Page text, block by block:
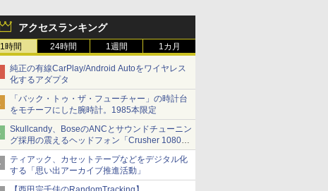
アクセスランキング
1時間 24時間 1週間 1カ月
純正の有線CarPlay/Android Autoをワイヤレス
化するアダプタ
「バック・トゥ・ザ・フューチャー」の時計台
をモチーフにした腕時計。1985本限定
Skullcandy、BoseのANCとサウンドチューニン
グ採用の震えるヘッドフォン「Crusher 1080
ANC」
ティアック、カセットテープなどをデジタル化
する「思い出アーカイブ推進活動」